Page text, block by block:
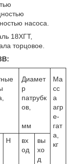
насоса.
18ХГТ,
торцовое.
Диамет
р
патрубк
ов,
мм
Ма
сс
а
агр
е-
гат
а,
кг
H
вх
од
вы
хо
д